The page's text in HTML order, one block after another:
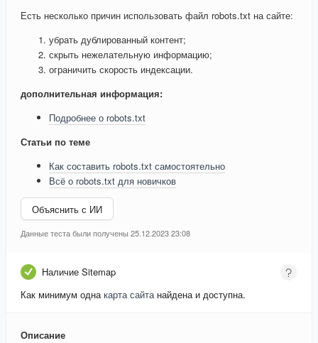
Есть несколько причин использовать файл robots.txt на сайте:
убрать дублированный контент;
скрыть нежелательную информацию;
ограничить скорость индексации.
дополнительная информация:
Подробнее о robots.txt
Статьи по теме
Как составить robots.txt самостоятельно
Всё о robots.txt для новичков
Объяснить с ИИ
Данные теста были получены 25.12.2023 23:08
Наличие Sitemap
Как минимум однакарта сайтанайдена и доступна.
Описание